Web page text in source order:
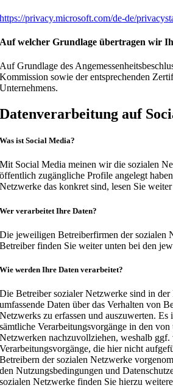
https://privacy.microsoft.com/de-de/
Auf welcher Grundlage übertragen wir
Auf Grundlage des
Kommission sowie der entsprechenden
Unternehmens.
Datenverarbeitung auf
Was ist Social Media?
Mit Social Media meinen wir die sozialen
öffentlich zugängliche Profile angelegt
Netzwerke das konkret sind, lesen Sie
Wer verarbeitet Ihre Daten?
Die jeweiligen Betreiberfirmen der sozialen
Betreiber finden Sie weiter unten bei den
Wie werden Ihre Daten verarbeitet?
Die Betreiber sozialer Netzwerke sind in der
umfassende Daten über das Verhalten von
Netzwerks zu erfassen und auszuwerten. Es
sämtliche Verarbeitungsvorgänge in den von
Netzwerken nachzuvollziehen, weshalb ggf.
Verarbeitungsvorgänge, die hier nicht
Betreibern der sozialen Netzwerke
den Nutzungsbedingungen und
sozialen Netzwerke finden Sie hierzu